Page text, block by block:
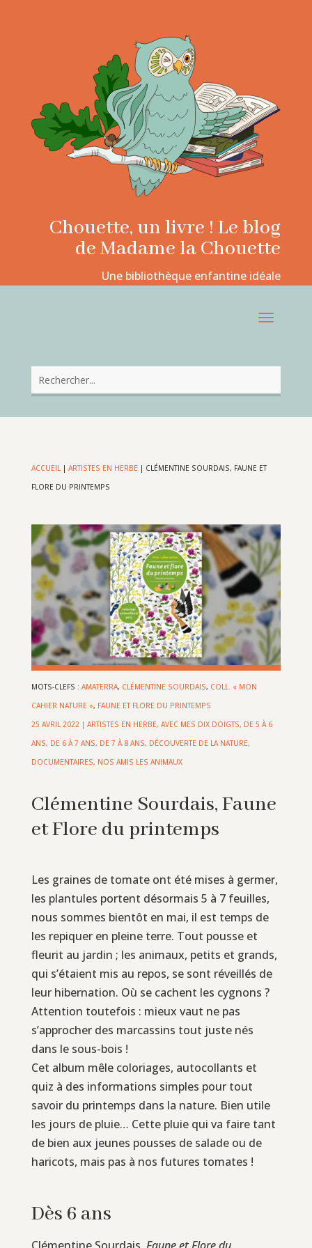
Chouette, un livre ! Le blog
de Madame la Chouette
Une bibliothèque enfantine idéale
ACCUEIL| ARTISTES EN HERBE | CLÉMENTINE SOURDAIS, FAUNE ET
FLORE DU PRINTEMPS
MOTS-CLEFS : AMATERRA, CLÉMENTINE SOURDAIS, COLL. « MON
CAHIER NATURE », FAUNE ET FLORE DU PRINTEMPS
25 AVRIL 2022 | ARTISTES EN HERBE, AVEC MES DIX DOIGTS, DE 5 À 6
ANS, DE 6 À 7 ANS, DE 7 À 8 ANS, DÉCOUVERTE DE LA NATURE,
DOCUMENTAIRES, NOS AMIS LES ANIMAUX
Clémentine Sourdais, Faune
et Flore du printemps
Les graines de tomate ont été mises à germer,
les plantules portent désormais 5 à 7 feuilles,
nous sommes bientôt en mai, il est temps de
les repiquer en pleine terre. Tout pousse et
fleurit au jardin ; les animaux, petits et grands,
qui s’étaient mis au repos, se sont réveillés de
leur hibernation. Où se cachent les cygnons ?
Attention toutefois : mieux vaut ne pas
s’approcher des marcassins tout juste nés
dans le sous-bois !
Cet album mêle coloriages, autocollants et
quiz à des informations simples pour tout
savoir du printemps dans la nature. Bien utile
les jours de pluie… Cette pluie qui va faire tant
de bien aux jeunes pousses de salade ou de
haricots, mais pas à nos futures tomates !
Dès 6 ans